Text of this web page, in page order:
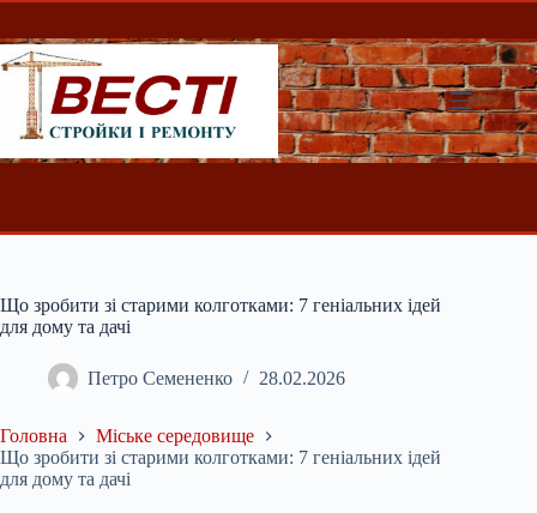
Перейти
вмісту
Що зробити зі старими колготками: 7 геніальних ідей
для дому та дачі
Петро Семененко 28.02.2026
Головна
Міське середовище
Що зробити зі старими колготками: 7 геніальних ідей
для дому та дачі